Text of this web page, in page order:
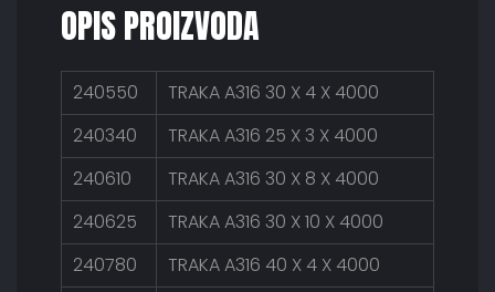
OPIS PROIZVODA
240550
TRAKA A316 30 X 4 X 4000
240340
TRAKA A316 25 X 3 X 4000
240610
TRAKA A316 30 X 8 X 4000
240625
TRAKA A316 30 X 10 X 4000
240780
TRAKA A316 40 X 4 X 4000